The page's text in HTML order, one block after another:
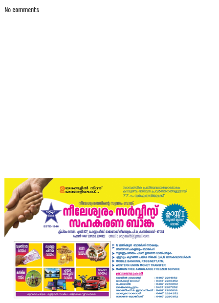
No comments